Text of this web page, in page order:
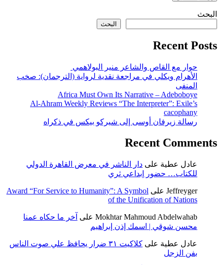
البحث
البحث
Recent Posts
حوار مع القاص والشاعر منير البولاهمي
الأهرام ويكلي في مراجعة نقدية لرواية (الترجمان): صخب
المنفى
Africa Must Own Its Narrative – Adeboboye
Al-Ahram Weekly Reviews “The Interpreter”: Exile’s
cacophany
رسالة زيرفان أوسى إلى شيركو بيكس في ذكراه
Recent Comments
عادل عطية على دار الناشر في معرض القاهرة الدولي
للكتاب… حضور إبداعي ثري
Jeffreyger على Award “For Service to Humanity”: A Symbol
of the Unification of Nations
Mokhtar Mahmoud Abdelwahab على آخر ما حكاه عمنا
محسن شوقي | اسمك إذن إبراهيم
عادل عطية على
كلاكيت ٣١ ضرار يحافظ علي صوت الناس
بفن الزجل